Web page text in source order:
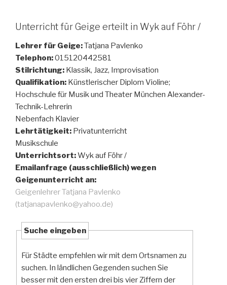
Unterricht für Geige erteilt in Wyk auf Föhr /
Lehrer für Geige:Tatjana Pavlenko
Telephon:015120442581
Stilrichtung: Klassik, Jazz, Improvisation
Qualifikation: Künstlerischer Diplom Violine;
Hochschule für Musik und Theater München Alexander-
Technik-Lehrerin
Nebenfach Klavier
Lehrtätigkeit: Privatunterricht
Musikschule
Unterrichtsort:Wyk auf Föhr /
Emailanfrage (ausschließlich) wegen
Geigenunterricht an:
Geigenlehrer Tatjana Pavlenko
(tatjanapavlenko@yahoo.de)
Suche eingeben
Für Städte empfehlen wir mit dem Ortsnamen zu
suchen. In ländlichen Gegenden suchen Sie
besser mit den ersten drei bis vier Ziffern der